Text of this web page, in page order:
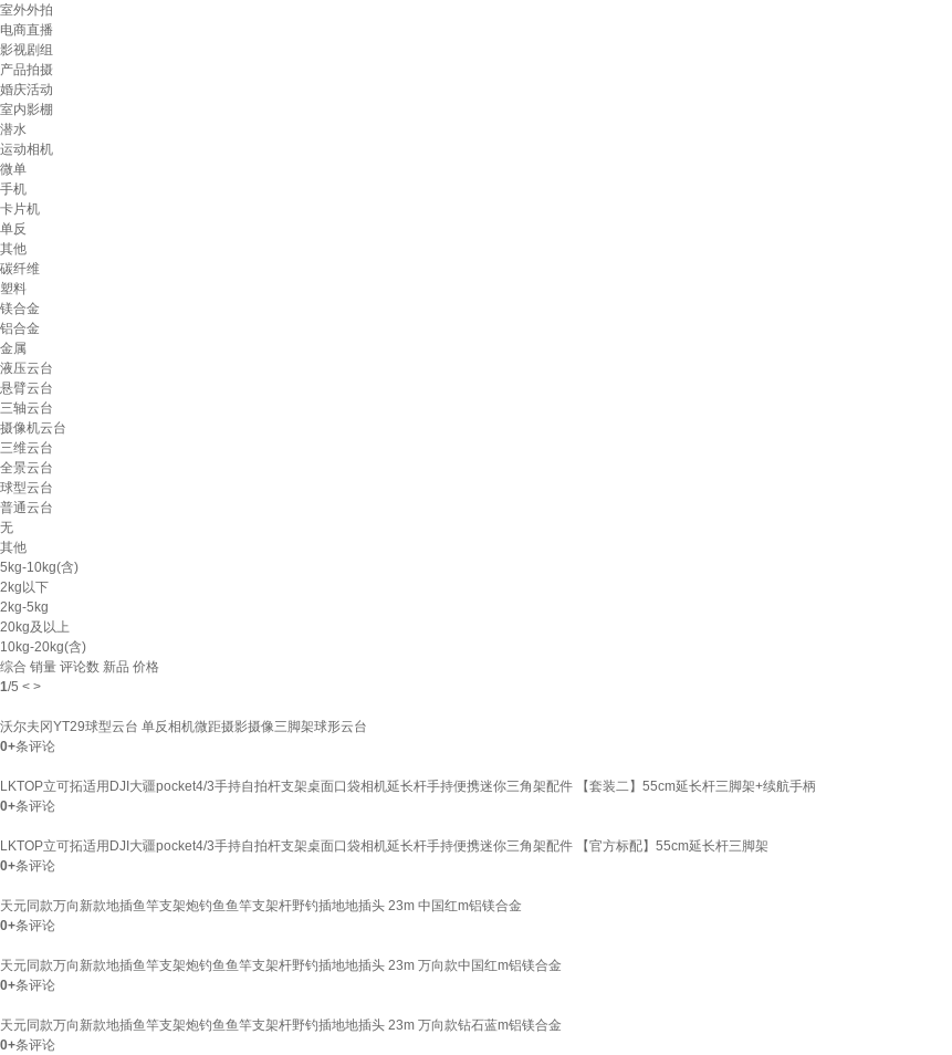
室外外拍
电商直播
影视剧组
产品拍摄
婚庆活动
室内影棚
潜水
运动相机
微单
手机
卡片机
单反
其他
碳纤维
塑料
镁合金
铝合金
金属
液压云台
悬臂云台
三轴云台
摄像机云台
三维云台
全景云台
球型云台
普通云台
无
其他
5kg-10kg(含)
2kg以下
2kg-5kg
20kg及以上
10kg-20kg(含)
综合 销量 评论数 新品 价格
1/5 < >
沃尔夫冈YT29球型云台 单反相机微距摄影摄像三脚架球形云台
0+条评论
LKTOP立可拓适用DJI大疆pocket4/3手持自拍杆支架桌面口袋相机延长杆手持便携迷你三角架配件 【套装二】55cm延长杆三脚架+续航手柄
0+条评论
LKTOP立可拓适用DJI大疆pocket4/3手持自拍杆支架桌面口袋相机延长杆手持便携迷你三角架配件 【官方标配】55cm延长杆三脚架
0+条评论
天元同款万向新款地插鱼竿支架炮钓鱼鱼竿支架杆野钓插地地插头 23m 中国红m铝镁合金
0+条评论
天元同款万向新款地插鱼竿支架炮钓鱼鱼竿支架杆野钓插地地插头 23m 万向款中国红m铝镁合金
0+条评论
天元同款万向新款地插鱼竿支架炮钓鱼鱼竿支架杆野钓插地地插头 23m 万向款钻石蓝m铝镁合金
0+条评论